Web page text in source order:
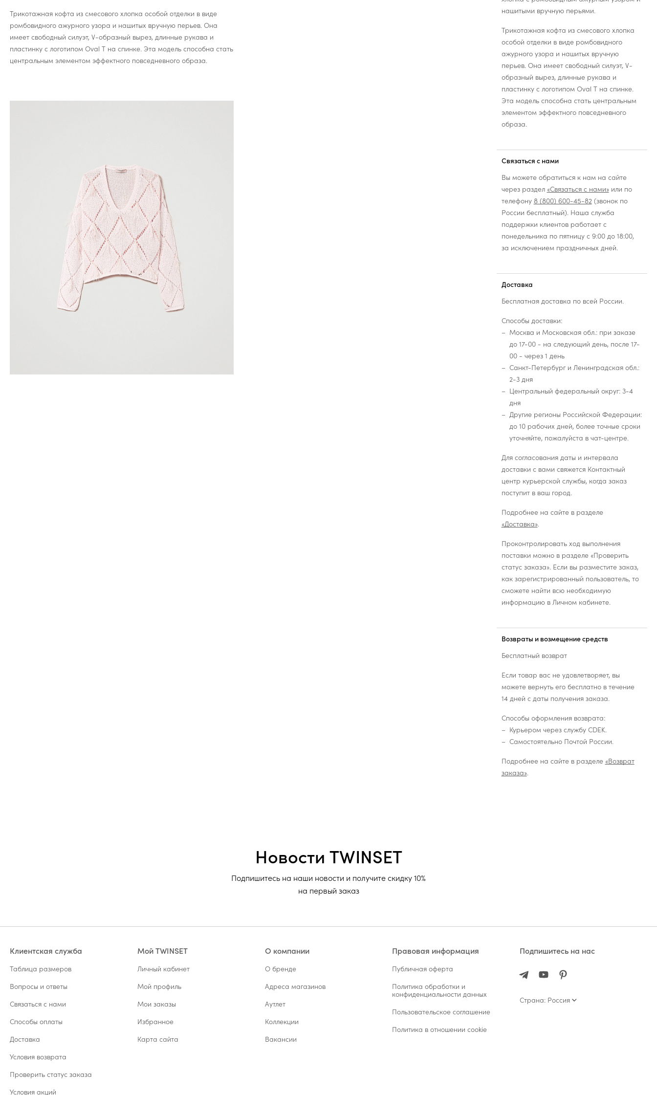
Трикотажная кофта из смесового хлопка особой отделки в виде
ромбовидного ажурного узора и нашитых вручную перьев. Она
имеет свободный силуэт, V-образный вырез, длинные рукава и
пластинку с логотипом Oval T на спинке. Эта модель способна стать
центральным элементом эффектного повседневного образа.
нашитыми вручную перьями.
Трикотажная кофта из смесового хлопка
особой отделки в виде ромбовидного
ажурного узора и нашитых вручную
перьев. Она имеет свободный силуэт, V-
образный вырез, длинные рукава и
пластинку с логотипом Oval T на спинке.
Эта модель способна стать центральным
элементом эффектного повседневного
образа.
Связаться с нами
Вы можете обратиться к нам на сайте
через раздел «Связаться с нами»или по
телефону 8 (800) 600-45-82(звонок по
России бесплатный). Наша служба
поддержки клиентов работает с
понедельника по пятницу с 9:00 до 18:00,
за исключением праздничных дней.
Доставка
Бесплатная доставка по всей России.
Способы доставки:
Москва и Московская обл.: при заказе
до 17-00 - на следующий день, после 17-
00 - через 1 день
Санкт-Петербург и Ленинградская обл.:
2-3 дня
Центральный федеральный округ: 3-4
дня
Другие регионы Российской Федерации:
до 10 рабочих дней, более точные сроки
уточняйте, пожалуйста в чат-центре.
Для согласования даты и интервала
доставки с вами свяжется Контактный
центр курьерской службы, когда заказ
поступит в ваш город.
Подробнее на сайте в разделе
«Доставка».
Проконтролировать ход выполнения
поставки можно в разделе «Проверить
статус заказа». Если вы разместите заказ,
как зарегистрированный пользователь, то
сможете найти всю необходимую
информацию в Личном кабинете.
Возвраты и возмещение средств
Бесплатный возврат
Если товар вас не удовлетворяет, вы
можете вернуть его бесплатно в течение
14 дней с даты получения заказа.
Способы оформления возврата:
Курьером через службу CDEK.
Самостоятельно Почтой России.
Подробнее на сайте в разделе «Возврат
заказа».
Новости TWINSET
Подпишитесь на наши новости и получите скидку 10%
на первый заказ
Клиентская служба
Таблица размеров
Вопросы и ответы
Связаться с нами
Способы оплаты
Доставка
Условия возврата
Проверить статус заказа
Условия акций
Мой TWINSET
Личный кабинет
Мой профиль
Мои заказы
Избранное
Карта сайта
О компании
О бренде
Адреса магазинов
Аутлет
Коллекции
Вакансии
Правовая информация
Публичная оферта
Политика обработки и
конфиденциальности данных
Пользовательское соглашение
Политика в отношении cookie
Подпишитесь на нас
Страна: Россия